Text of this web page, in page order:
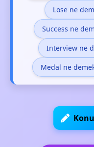
Lose ne
Success ne
Interview ne
Medal ne